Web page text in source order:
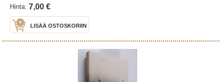
Hinta: 7,00 €
LISÄÄ OSTOSKORIIN